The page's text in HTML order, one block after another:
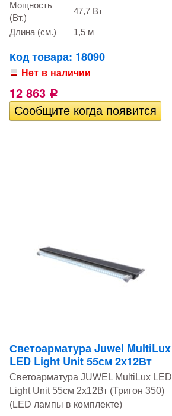
Мощность
(Вт.)
47,7 Вт
Длина (см.) 1,5 м
Код товара: 18090
Нет в наличии
12 863 Р
Светоарматура Juwel MultiLux
LED Light Unit 55см 2х12Вт
Светоарматура JUWEL MultiLux LED
Light Unit 55см 2х12Вт (Тригон 350)
(LED лампы в комплекте)